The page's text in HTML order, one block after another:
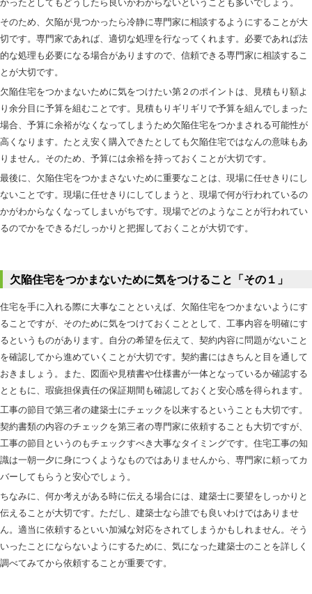
かったとしてもどうしたら良いかわからないということも多いでしょう。
そのため、欠陥が見つかったら冷静に専門家に相談するようにすることが大
切です。専門家であれば、適切な処理を行なってくれます。必要であれば法
的な処理も必要になる場合がありますので、信頼できる専門家に相談するこ
とが大切です。
欠陥住宅をつかまないために気をつけたい第２のポイントは、見積もり額よ
り余分目に予算を組むことです。見積もりギリギリで予算を組んでしまった
場合、予算に余裕がなくなってしまうため欠陥住宅をつかまされる可能性が
高くなります。たとえ安く購入できたとしても欠陥住宅ではなんの意味もあ
りません。そのため、予算には余裕を持っておくことが大切です。
最後に、欠陥住宅をつかまさないために重要なことは、現場に任せきりにし
ないことです。現場に任せきりにしてしまうと、現場で何が行われているの
かがわからなくなってしまいがちです。現場でどのようなことが行われてい
るのでかをできるだしっかりと把握しておくことが大切です。
欠陥住宅をつかまないために気をつけること「その１」
住宅を手に入れる際に大事なことといえば、欠陥住宅をつかまないようにす
ることですが、そのために気をつけておくこととして、工事内容を明確にす
るというものがあります。自分の希望を伝えて、契約内容に問題がないこと
を確認してから進めていくことが大切です。契約書にはきちんと目を通して
おきましょう。また、図面や見積書や仕様書が一体となっているか確認する
とともに、瑕疵担保責任の保証期間も確認しておくと安心感を得られます。
工事の節目で第三者の建築士にチェックを以来するということも大切です。
契約書類の内容のチェックを第三者の専門家に依頼することも大切ですが、
工事の節目というのもチェックすべき大事なタイミングです。住宅工事の知
識は一朝一夕に身につくようなものではありませんから、専門家に頼ってカ
バーしてもらうと安心でしょう。
ちなみに、何か考えがある時に伝える場合には、建築士に要望をしっかりと
伝えることが大切です。ただし、建築士なら誰でも良いわけではありませ
ん。適当に依頼するといい加減な対応をされてしまうかもしれません。そう
いったことにならないようにするために、気になった建築士のことを詳しく
調べてみてから依頼することが重要です。